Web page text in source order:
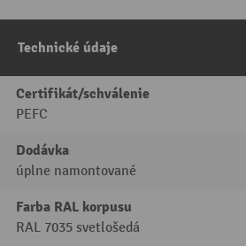
Technické údaje
Certifikát/schválenie
PEFC
Dodávka
úplne namontované
Farba RAL korpusu
RAL 7035 svetlošedá